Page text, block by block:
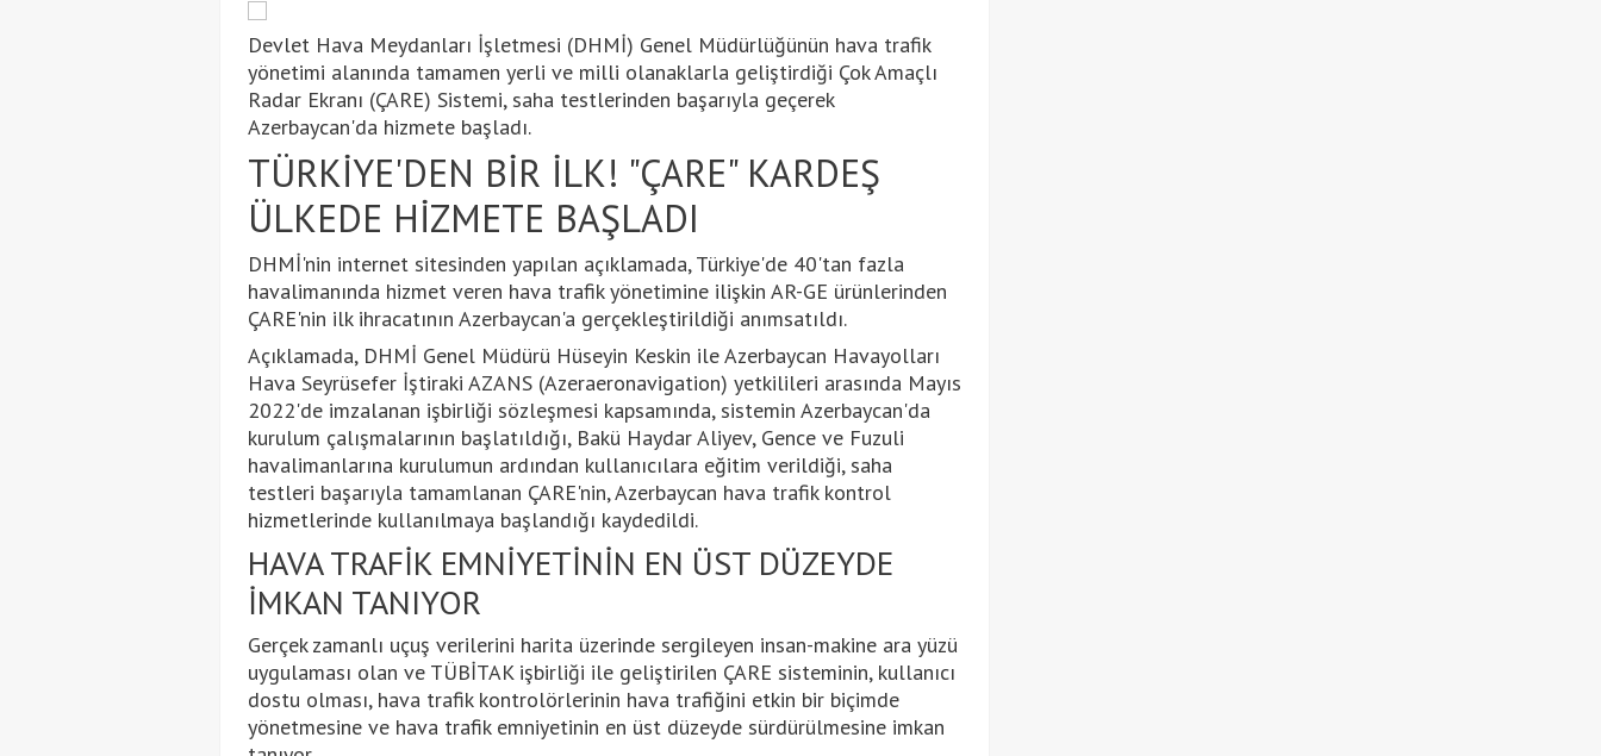
Devlet Hava Meydanları İşletmesi (DHMİ) Genel Müdürlüğünün hava trafik
yönetimi alanında tamamen yerli ve milli olanaklarla geliştirdiği Çok Amaçlı
Radar Ekranı (ÇARE) Sistemi, saha testlerinden başarıyla geçerek
Azerbaycan'da hizmete başladı.
TÜRKİYE'DEN BİR İLK! "ÇARE" KARDEŞ
ÜLKEDE HİZMETE BAŞLADI
DHMİ'nin internet sitesinden yapılan açıklamada, Türkiye'de 40'tan fazla
havalimanında hizmet veren hava trafik yönetimine ilişkin AR-GE ürünlerinden
ÇARE'nin ilk ihracatının Azerbaycan'a gerçekleştirildiği anımsatıldı.
Açıklamada, DHMİ Genel Müdürü Hüseyin Keskin ile Azerbaycan Havayolları
Hava Seyrüsefer İştiraki AZANS (Azeraeronavigation) yetkilileri arasında Mayıs
2022'de imzalanan işbirliği sözleşmesi kapsamında, sistemin Azerbaycan'da
kurulum çalışmalarının başlatıldığı, Bakü Haydar Aliyev, Gence ve Fuzuli
havalimanlarına kurulumun ardından kullanıcılara eğitim verildiği, saha
testleri başarıyla tamamlanan ÇARE'nin, Azerbaycan hava trafik kontrol
hizmetlerinde kullanılmaya başlandığı kaydedildi.
HAVA TRAFİK EMNİYETİNİN EN ÜST DÜZEYDE
İMKAN TANIYOR
Gerçek zamanlı uçuş verilerini harita üzerinde sergileyen insan-makine ara yüzü
uygulaması olan ve TÜBİTAK işbirliği ile geliştirilen ÇARE sisteminin, kullanıcı
dostu olması, hava trafik kontrolörlerinin hava trafiğini etkin bir biçimde
yönetmesine ve hava trafik emniyetinin en üst düzeyde sürdürülmesine imkan